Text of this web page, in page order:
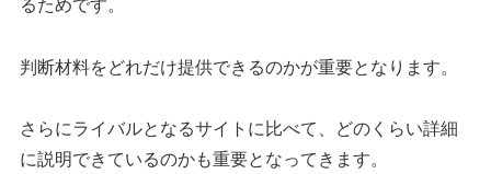
るためです。
判断材料をどれだけ提供できるのかが重要となります。
さらにライバルとなるサイトに比べて、どのくらい詳細
に説明できているのかも重要となってきます。